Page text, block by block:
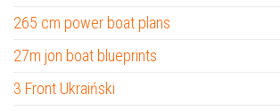
265 cm power boat plans
27m jon boat blueprints
3 Front Ukraiński